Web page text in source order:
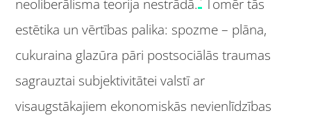
neoliberālisma teorija nestrādā. Tomēr tās
estētika un vērtības palika: spozme – plāna,
cukuraina glazūra pāri postsociālās traumas
sagrauztai subjektivitātei valstī ar
visaugstākajiem ekonomiskās nevienlīdzības